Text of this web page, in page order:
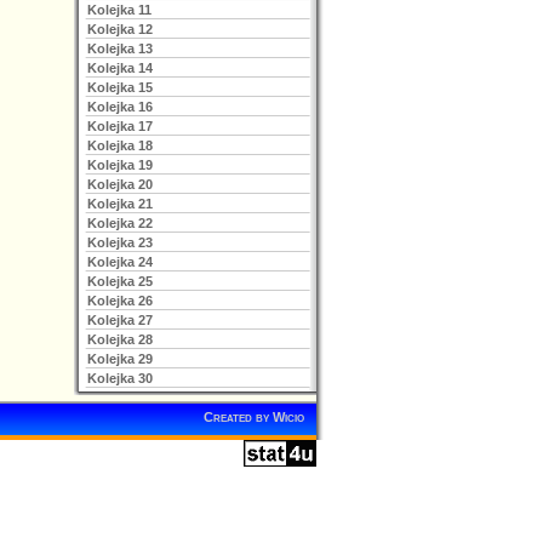
Kolejka 11
Kolejka 12
Kolejka 13
Kolejka 14
Kolejka 15
Kolejka 16
Kolejka 17
Kolejka 18
Kolejka 19
Kolejka 20
Kolejka 21
Kolejka 22
Kolejka 23
Kolejka 24
Kolejka 25
Kolejka 26
Kolejka 27
Kolejka 28
Kolejka 29
Kolejka 30
Created byWicio